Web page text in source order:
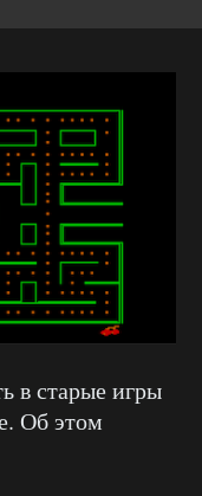
в старые игры
Об этом